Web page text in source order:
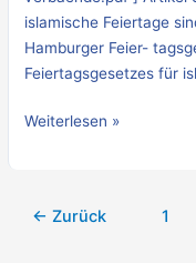
islamische Feiertage
Hamburger Feier-
Feiertagsgesetzes für
Weiterlesen »
← Zurück 1